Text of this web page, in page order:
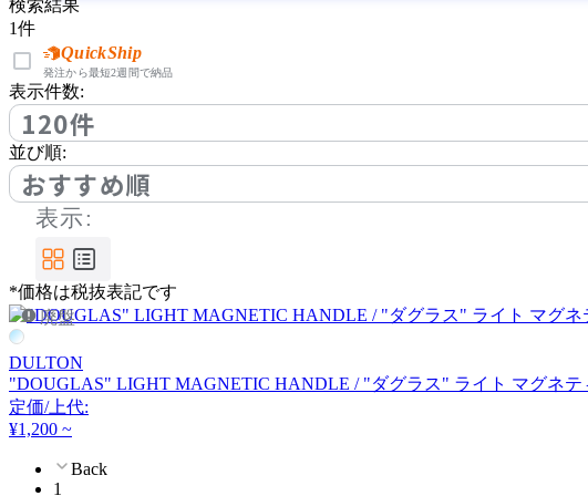
CL Sterling & Son
シーエル スターリングア
ンドサン
Coccole
コッコレ
cosine
コサイン
DI CLASSE
ディクラッセ
検索結果
1件
QuickShip
発注から最短2週間で納品
表示件数:
120件
並び順:
おすすめ順
表示:
*価格は税抜表記です
廃盤
DULTON
"DOUGLAS" LIGHT MAGNETIC HANDLE / "ダグラス" ライト マグネテ
定価/上代:
¥1,200 ~
Back
1